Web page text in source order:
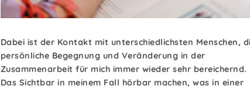
Dabei ist der Kontakt mit unterschiedlichsten Menschen,
persönliche Begegnung und Veränderung in der
Zusammenarbeit für mich immer wieder sehr bereichernd.
Das Sichtbar in meinem Fall hörbar machen, was in einer